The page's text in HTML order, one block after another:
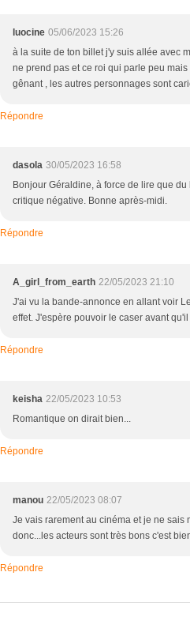
luocine 05/06/2023 15:26
à la suite de ton billet j'y suis allée avec
ne prend pas et ce roi qui parle peu
gênant , les autres personnages sont
Répondre
dasola 30/05/2023 16:58
Bonjour Géraldine, à force de lire que
critique négative. Bonne après-midi.
Répondre
A_girl_from_earth 22/05/2023 21:10
J'ai vu la bande-annonce en allant voir
effet. J'espère pouvoir le caser avant qu'il
Répondre
keisha 22/05/2023 10:53
Romantique on dirait bien...
Répondre
manou 22/05/2023 08:07
Je vais rarement au cinéma et je ne sais
donc...les acteurs sont très bons c'est
Répondre